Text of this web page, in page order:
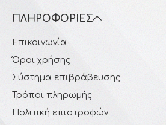
ΠΛΗΡΟΦΟΡΊΕΣ
Επικοινωνία
Όροι χρήσης
Σύστημα επιβράβευσης
Τρόποι πληρωμής
Πολιτική επιστροφών